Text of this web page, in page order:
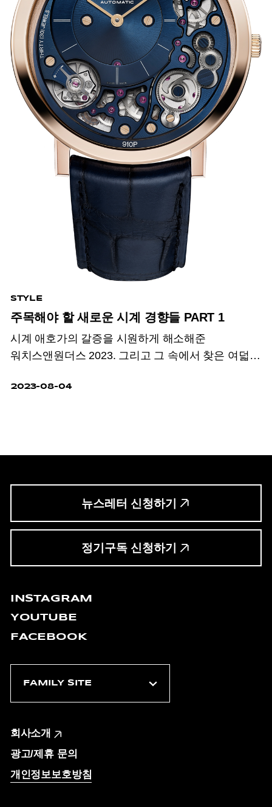
STYLE
주목해야 할 새로운 시계 경향들 PART 1
시계 애호가의 갈증을 시원하게 해소해준
워치스앤원더스 2023. 그리고 그 속에서 찾은 여덟
2023-08-04
뉴스레터 신청하기
정기구독 신청하기
INSTAGRAM
YOUTUBE
FACEBOOK
회사소개
광고/제휴 문의
개인정보보호방침